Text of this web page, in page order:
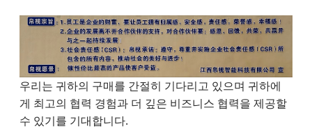
우리는 귀하의 구매를 간절히 기다리고 있으며 귀하에
게 최고의 협력 경험과 더 깊은 비즈니스 협력을 제공할
수 있기를 기대합니다.